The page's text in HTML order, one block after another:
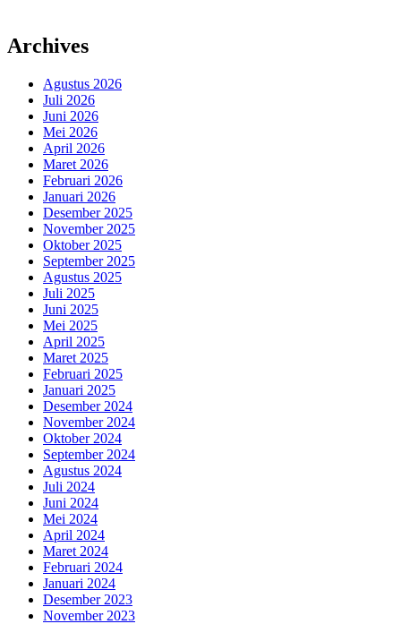
Archives
Agustus 2026
Juli 2026
Juni 2026
Mei 2026
April 2026
Maret 2026
Februari 2026
Januari 2026
Desember 2025
November 2025
Oktober 2025
September 2025
Agustus 2025
Juli 2025
Juni 2025
Mei 2025
April 2025
Maret 2025
Februari 2025
Januari 2025
Desember 2024
November 2024
Oktober 2024
September 2024
Agustus 2024
Juli 2024
Juni 2024
Mei 2024
April 2024
Maret 2024
Februari 2024
Januari 2024
Desember 2023
November 2023